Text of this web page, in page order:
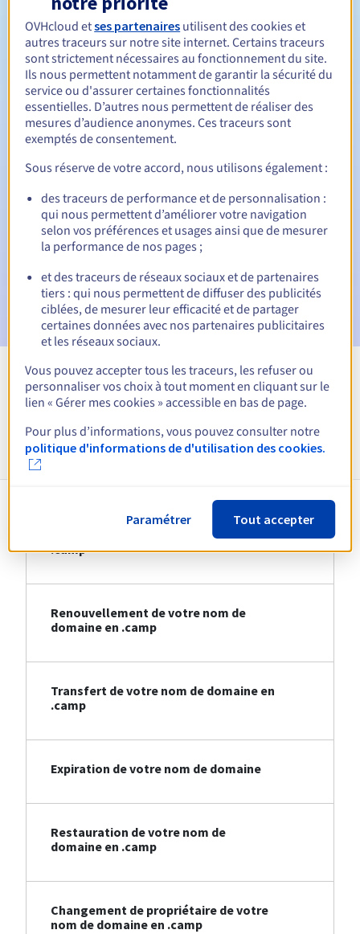
Durée de renouvellement Entre 1 et 10 ans
Période de rédemption
Notifications automatiques :
date d'échéance
E-mail le jour de l'expirationpour notification de la
suspension du nom de domaine
E-mail après la période de grâce de rédemptionpour
notification de la suppression du nom de domaine
Voir toutes les extensions
Informations sur le .camp
Création de votre nom de domaine en
.camp
Renouvellement de votre nom de
domaine en .camp
Transfert de votre nom de domaine en
.camp
Expiration de votre nom de domaine
Restauration de votre nom de
domaine en .camp
Changement de propriétaire de votre
nom de domaine en .camp
OVHcloud etses partenaires utilisent des cookies et
autres traceurs sur notre site internet. Certains traceurs
sont strictement nécessaires au fonctionnement du site.
Ils nous permettent notamment de garantir la sécurité du
service ou d'assurer certaines fonctionnalités
essentielles. D’autres nous permettent de réaliser des
mesures d’audience anonymes. Ces traceurs sont
exemptés de consentement.
Sous réserve de votre accord, nous utilisons également :
des traceurs de performance et de personnalisation :
qui nous permettent d’améliorer votre navigation
selon vos préférences et usages ainsi que de mesurer
la performance de nos pages ;
et des traceurs de réseaux sociaux et de partenaires
tiers : qui nous permettent de diffuser des publicités
ciblées, de mesurer leur efficacité et de partager
certaines données avec nos partenaires publicitaires
et les réseaux sociaux.
Vous pouvez accepter tous les traceurs, les refuser ou
personnaliser vos choix à tout moment en cliquant sur le
lien « Gérer mes cookies » accessible en bas de page.
Pour plus d’informations, vous pouvez consulter notre
politique d'informations de d'utilisation des cookies.
Paramétrer Tout accepter